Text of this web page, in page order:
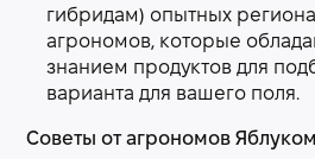
гибридам) опытных
агрономов, которые
знанием продуктов для
варианта для вашего поля.
Советы от агрономов